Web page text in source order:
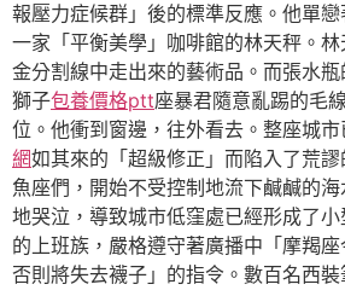
報壓力症候群」後的標準反應。他單
一家「平衡美學」咖啡館的林天秤。
金分割線中走出來的藝術品。而張水
獅子包養價格ptt座暴君隨意亂踢的毛
位。他衝到窗邊，往外看去。整座城
網如其來的「超級修正」而陷入了荒
魚座們，開始不受控制地流下鹹鹹的
地哭泣，導致城市低窪處已經形成了
的上班族，嚴格遵守著廣播中「摩羯座
否則將失去襪子」的指令。數百名西